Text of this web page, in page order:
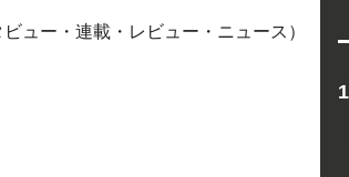
ュー・連載・レビュー・ニュース）